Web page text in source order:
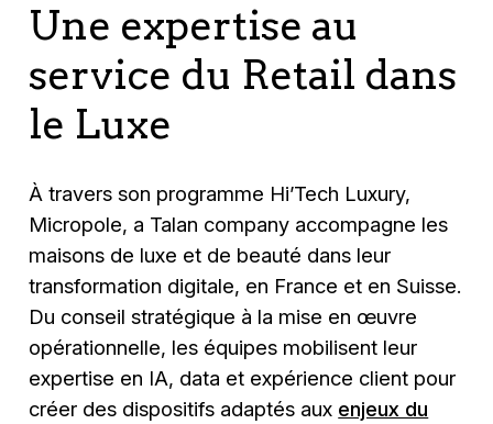
Une expertise au
service du Retail dans
le Luxe
À travers son programme Hi’Tech Luxury,
Micropole, a Talan company accompagne les
maisons de luxe et de beauté dans leur
transformation digitale, en France et en Suisse.
Du conseil stratégique à la mise en œuvre
opérationnelle, les équipes mobilisent leur
expertise en IA, data et expérience client pour
créer des dispositifs adaptés aux enjeux du